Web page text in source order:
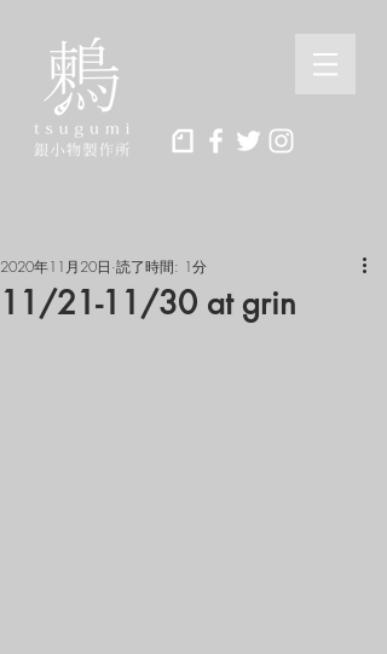
11/21-11/30 at grin
2020年11月20日 読了時間: 1分